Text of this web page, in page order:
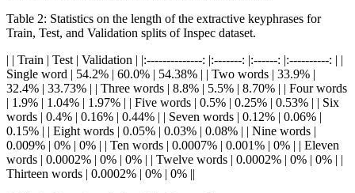
Table 2: Statistics on the length of the extractive keyphrases for
Train, Test, and Validation splits of Inspec dataset.
| | Train | Test | Validation | |:--------------: |:-------: |:------: |:----------: | |
Single word | 54.2% | 60.0% | 54.38% | | Two words | 33.9% |
32.4% | 33.73% | | Three words | 8.8% | 5.5% | 8.70% | | Four words
| 1.9% | 1.04% | 1.97% | | Five words | 0.5% | 0.25% | 0.53% | | Six
words | 0.4% | 0.16% | 0.44% | | Seven words | 0.12% | 0.06% |
0.15% | | Eight words | 0.05% | 0.03% | 0.08% | | Nine words |
0.009% | 0% | 0% | | Ten words | 0.0007% | 0.001% | 0% | | Eleven
words | 0.0002% | 0% | 0% | | Twelve words | 0.0002% | 0% | 0% | |
Thirteen words | 0.0002% | 0% | 0% ||